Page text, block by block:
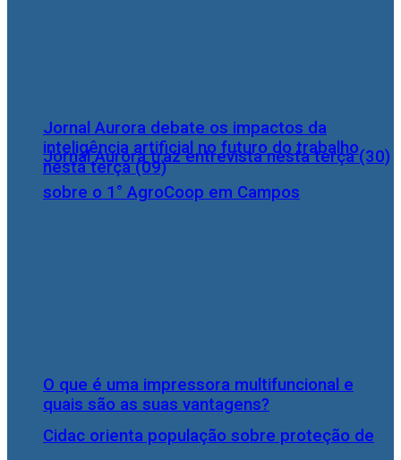
Jornal Aurora traz entrevista nesta terça (30)
sobre o 1° AgroCoop em Campos
Cidac orienta população sobre proteção de
Jornal Aurora debate os impactos da
inteligência artificial no futuro do trabalho
nesta terça (09)
O que é uma impressora multifuncional e
quais são as suas vantagens?